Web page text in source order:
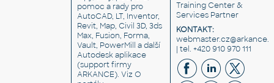
pomoc a rady pro
AutoCAD, LT, Inventor,
Revit, Map, Civil 3D, 3ds
Max, Fusion, Forma,
Vault, PowerMill a další
Autodesk aplikace
(support firmy
ARKANCE). VizO
Training Center &
Services Partner
KONTAKT:
| tel. +420 910 970 111